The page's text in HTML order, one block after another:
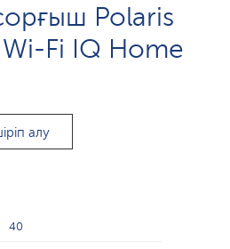
Polaris
Fi IQ Home
алу
40